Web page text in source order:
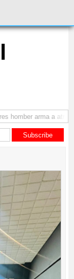
homber arma a atraca
Subscribe